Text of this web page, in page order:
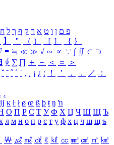
פ ם ן ו ט א ר ק ף ך ל ח
】 ＂ （ ） ［ ］ ｛ ｝
≡ ≒ ≪ ≫ √ ∽ ∝ ∵ ∫ ∬ ∈ ∋
∮ ∑ ∏ ＋ － ＜ ＝
＞
ˇ ˘ ˝ ˚ ˙ ¸ ¡ ¿ ː ！ ＇ ， ． ／
：
₄
ĳ ĸ ŀ ł ø œ ß þ ŧ ŋ ŉ
О П Р С Т У Ф Х Ц Ч Ш Щ Ъ
л м н о п р с т у ф х ц ч ш щ ъ
￦ ㎕ ㎖ ㎗ ℓ ㎘ ㏄ ㎣ ㎤ ㎥ ㎦